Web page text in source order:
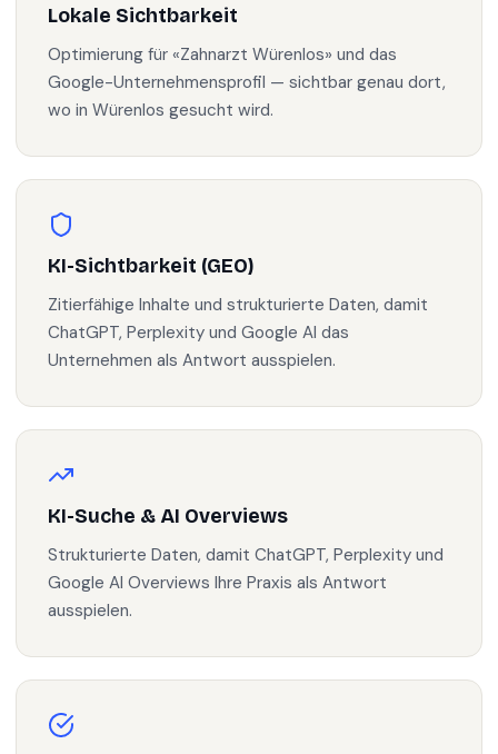
Lokale Sichtbarkeit
Optimierung für «Zahnarzt Würenlos» und das
Google-Unternehmensprofil — sichtbar genau dort,
wo in Würenlos gesucht wird.
KI-Sichtbarkeit (GEO)
Zitierfähige Inhalte und strukturierte Daten, damit
ChatGPT, Perplexity und Google AI das
Unternehmen als Antwort ausspielen.
KI-Suche & AI Overviews
Strukturierte Daten, damit ChatGPT, Perplexity und
Google AI Overviews Ihre Praxis als Antwort
ausspielen.